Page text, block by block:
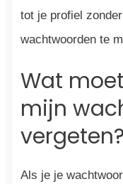
tot je profiel
wachtwoorden te
Wat
mijn
vergeten?
Als je je